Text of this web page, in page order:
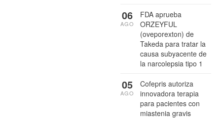
FDA aprueba
ORZEYFUL
(oveporexton) de
Takeda para tratar la
causa subyacente de
la narcolepsia tipo 1
06
AGO
Cofepris autoriza
innovadora terapia
para pacientes con
miastenia gravis
05
AGO